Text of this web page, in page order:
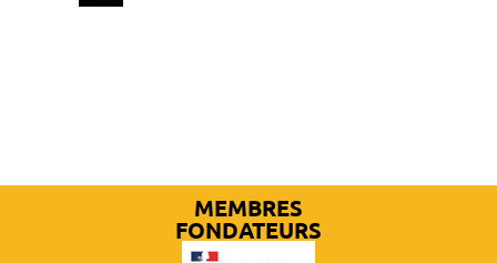
MEMBRES
FONDATEURS